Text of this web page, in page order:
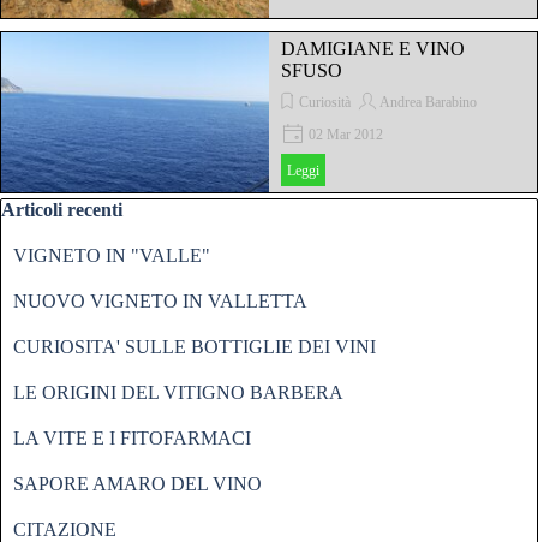
DAMIGIANE E VINO
SFUSO
Curiosità
Andrea Barabino
02 Mar 2012
Leggi
Salta blocco Articoli recenti
Articoli recenti
VIGNETO IN "VALLE"
NUOVO VIGNETO IN VALLETTA
CURIOSITA' SULLE BOTTIGLIE DEI VINI
LE ORIGINI DEL VITIGNO BARBERA
LA VITE E I FITOFARMACI
SAPORE AMARO DEL VINO
CITAZIONE